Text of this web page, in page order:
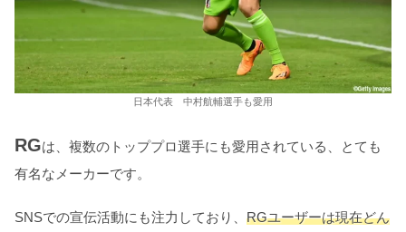
日本代表 中村航輔選手も愛用
RGは、複数のトッププロ選手にも愛用されている、とても
有名なメーカーです。
SNSでの宣伝活動にも注力しており、 RGユーザーは現在どん